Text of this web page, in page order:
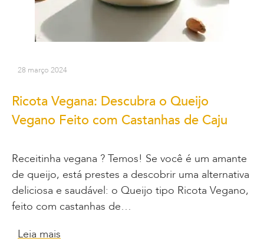
28 março 2024
Ricota Vegana: Descubra o Queijo
Vegano Feito com Castanhas de Caju
Receitinha vegana ? Temos! Se você é um amante
de queijo, está prestes a descobrir uma alternativa
deliciosa e saudável: o Queijo tipo Ricota Vegano,
feito com castanhas de…
Leia mais